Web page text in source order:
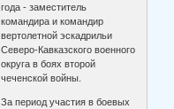
года - заместитель
командира и командир
вертолетной эскадрильи
Северо-Кавказского военного
округа в боях второй
чеченской войны.
За период участия в боевых